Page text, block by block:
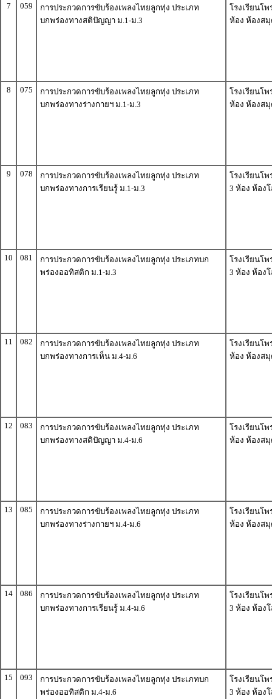
7 059
การประกวดการขับร้องเพลงไทยลูกทุ่ง ประเภท
บกพร่องทางสติปัญญา ม.1-ม.3
โรงเรียนโ
ห้อง ห้องส
8 075
การประกวดการขับร้องเพลงไทยลูกทุ่ง ประเภท
บกพร่องทางร่างกายฯ ม.1-ม.3
โรงเรียนโ
ห้อง ห้องส
9 078
การประกวดการขับร้องเพลงไทยลูกทุ่ง ประเภท
บกพร่องทางการเรียนรู้ ม.1-ม.3
โรงเรียนโ
3 ห้อง ห้อง
10 081
การประกวดการขับร้องเพลงไทยลูกทุ่ง ประเภทบก
พร่องออทิสติก ม.1-ม.3
โรงเรียนโ
3 ห้อง ห้อง
11 082
การประกวดการขับร้องเพลงไทยลูกทุ่ง ประเภท
บกพร่องทางการเห็น ม.4-ม.6
โรงเรียนโ
ห้อง ห้องส
12 083
การประกวดการขับร้องเพลงไทยลูกทุ่ง ประเภท
บกพร่องทางสติปัญญา ม.4-ม.6
โรงเรียนโ
ห้อง ห้องส
13 085
การประกวดการขับร้องเพลงไทยลูกทุ่ง ประเภท
บกพร่องทางร่างกายฯ ม.4-ม.6
โรงเรียนโ
ห้อง ห้องส
14 086
การประกวดการขับร้องเพลงไทยลูกทุ่ง ประเภท
บกพร่องทางการเรียนรู้ ม.4-ม.6
โรงเรียนโ
3 ห้อง ห้อง
15 093
การประกวดการขับร้องเพลงไทยลูกทุ่ง ประเภทบก
พร่องออทิสติก ม.4-ม.6
โรงเรียนโ
3 ห้อง ห้อง